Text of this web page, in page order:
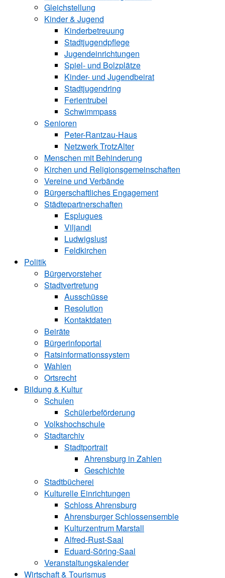
Gleichstellung
Kinder & Jugend
Kinderbetreuung
Stadtjugendpflege
Jugendeinrichtungen
Spiel- und Bolzplätze
Kinder- und Jugendbeirat
Stadtjugendring
Ferientrubel
Schwimmpass
Senioren
Peter-Rantzau-Haus
Netzwerk TrotzAlter
Menschen mit Behinderung
Kirchen und ­Religionsgemeinschaften
Vereine und Verbände
Bürgerschaftliches Engagement
Städtepartnerschaften
Esplugues
Viljandi
Ludwigslust
Feldkirchen
Politik
Bürgervorsteher
Stadtvertretung
Ausschüsse
Resolution
Kontaktdaten
Beiräte
Bürgerinfoportal
Ratsinformationssystem
Wahlen
Ortsrecht
Bildung & Kultur
Schulen
Schülerbeförderung
Volkshochschule
Stadtarchiv
Stadtportrait
Ahrensburg in Zahlen
Geschichte
Stadtbücherei
Kulturelle Einrichtungen
Schloss Ahrensburg
Ahrensburger Schlossensemble
Kulturzentrum Marstall
Alfred-Rust-Saal
Eduard-Söring-Saal
Veranstaltungskalender
Wirtschaft & Tourismus